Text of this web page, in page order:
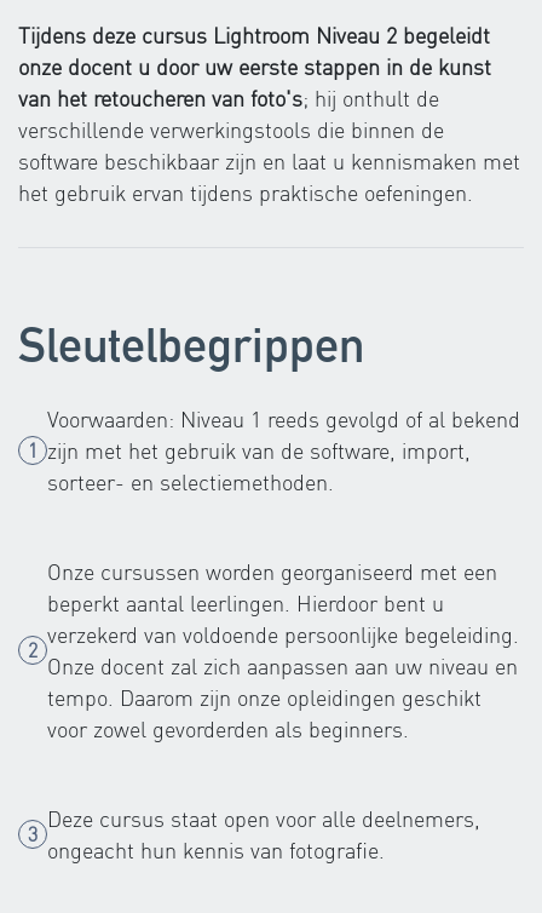
Tijdens deze cursus Lightroom Niveau 2 begeleidt
onze docent u door uw eerste stappen in de kunst
van het retoucheren van foto's; hij onthult de
verschillende verwerkingstools die binnen de
software beschikbaar zijn en laat u kennismaken met
het gebruik ervan tijdens praktische oefeningen.
Sleutelbegrippen
Voorwaarden: Niveau 1 reeds gevolgd of al bekend
zijn met het gebruik van de software, import,
sorteer- en selectiemethoden.
Onze cursussen worden georganiseerd met een
beperkt aantal leerlingen. Hierdoor bent u
verzekerd van voldoende persoonlijke begeleiding.
Onze docent zal zich aanpassen aan uw niveau en
tempo. Daarom zijn onze opleidingen geschikt
voor zowel gevorderden als beginners.
Deze cursus staat open voor alle deelnemers,
ongeacht hun kennis van fotografie.